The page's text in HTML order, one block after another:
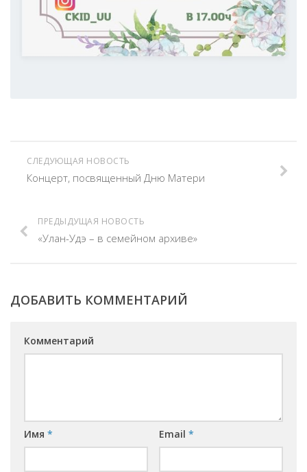
СЛЕДУЮЩАЯ НОВОСТЬ
Концерт, посвященный Дню Матери
ПРЕДЫДУЩАЯ НОВОСТЬ
«Улан-Удэ – в семейном архиве»
ДОБАВИТЬ КОММЕНТАРИЙ
Комментарий
Имя * Email *